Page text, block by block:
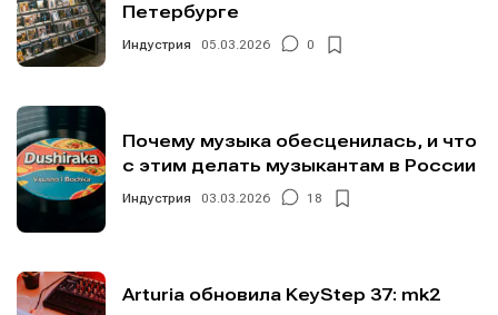
Петербурге
Индустрия 05.03.2026 0
Почему музыка обесценилась, и что
с этим делать музыкантам в России
Индустрия 03.03.2026 18
Arturia обновила KeyStep 37: mk2